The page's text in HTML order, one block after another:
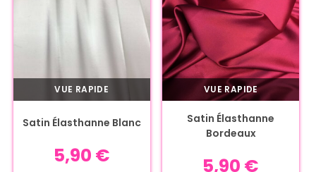
VUE RAPIDE
Satin Élasthanne Blanc
5,90 €
VUE RAPIDE
Satin Élasthanne
Bordeaux
5,90 €